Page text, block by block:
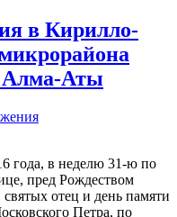
в Кирилло-
Алма-Аты
года, в неделю 31-ю по
пред Рождеством
отец и день памяти
Петра, по